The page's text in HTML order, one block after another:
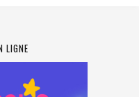
LIGNE